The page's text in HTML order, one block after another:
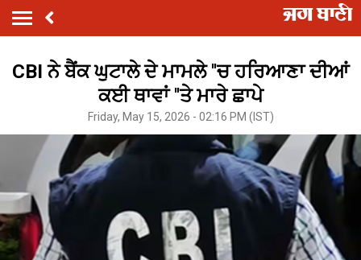
CBI ਨੇ ਬੈਂਕ ਘੁਟਾਲੇ ਦੇ ਮਾਮਲੇ ''ਚ ਹਰਿਆਣਾ ਦੀਆਂ
ਕਈ ਥਾਵਾਂ ''ਤੇ ਮਾਰੇ ਛਾਪੇ
Friday, May 15, 2026 - 02:16 PM (IST)